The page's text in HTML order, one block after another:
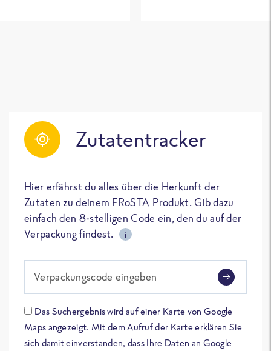
Zutatentracker
Hier erfährst du alles über die Herkunft der
Zutaten zu deinem FRoSTA Produkt. Gib dazu
einfach den 8-stelligen Code ein, den du auf der
Verpackung findest.
i
Verpackungscode eingeben
Das Suchergebnis wird auf einer Karte von Google
Maps angezeigt. Mit dem Aufruf der Karte erklären Sie
sich damit einverstanden, dass Ihre Daten an Google